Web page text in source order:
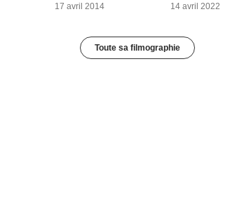
17 avril 2014 14 avril 2022
Toute sa filmographie